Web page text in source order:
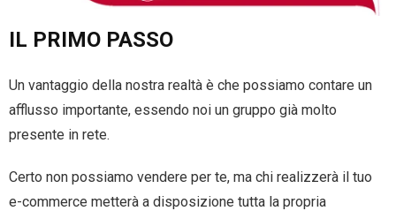
IL PRIMO PASSO
Un vantaggio della nostra realtà è che possiamo contare un
afflusso importante, essendo noi un gruppo già molto
presente in rete.
Certo non possiamo vendere per te, ma chi realizzerà il tuo
e-commerce metterà a disposizione tutta la propria